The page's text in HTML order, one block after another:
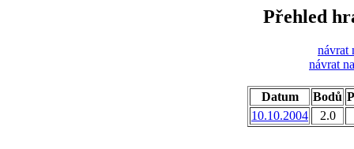
Přehled
návrat
návrat
Datum Bodů
10.10.2004
2.0